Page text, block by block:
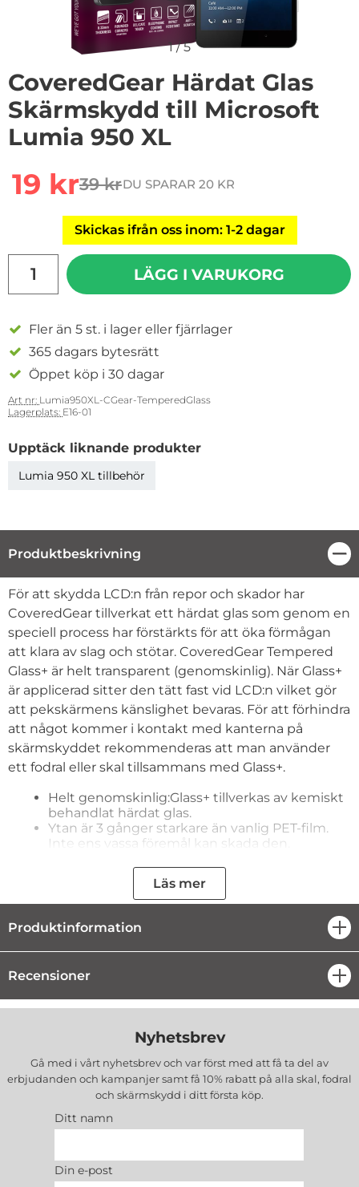
1/5
CoveredGear Härdat Glas
Skärmskydd till Microsoft
Lumia 950 XL
rea pris
19 krtidigare pris
39 krDU SPARAR 20 KR
Skickas ifrån oss inom: 1-2 dagar
LÄGG I VARUKORG
Fler än 5 st. i lager eller fjärrlager
365 dagars bytesrätt
Öppet köp i 30 dagar
Art nr: Lumia950XL-CGear-TemperedGlass
Lagerplats: E16-01
Upptäck liknande produkter
Lumia 950 XL tillbehör
Produktbeskrivning
Produktbeskrivning
För att skydda LCD:n från repor och skador har
CoveredGear tillverkat ett härdat glas som genom en
speciell process har förstärkts för att öka förmågan
att klara av slag och stötar. CoveredGear Tempered
Glass+ är helt transparent (genomskinlig). När Glass+
är applicerad sitter den tätt fast vid LCD:n vilket gör
att pekskärmens känslighet bevaras. För att förhindra
att något kommer i kontakt med kanterna på
skärmskyddet rekommenderas att man använder
ett fodral eller skal tillsammans med Glass+.
Helt genomskinlig:Glass+ tillverkas av kemiskt
behandlat härdat glas.
Ytan är 3 gånger starkare än vanlig PET-film.
Inte ens vassa föremål kan skada den.
den stöter ifrån sig fläckar och fingeravtryck
och gör ytan lätt att rengöra.
Glass+ är på ena sidan täckt av ett silikonlager
som gör det lätt att applicera och gör att
skyddet sitter tätt mot LCD:n och ej påverkar
pekskärmens känslighet.
Om Glass+ (mot förmodan) skulle gå sönder,
faller den isär i små bitar som ej kan skada
andra glas-produkter.
Microsoft Lumia 950 XL
Märke:CoveredGear
Paketet innehåller:
- 1 st CoveredGear Tempered Glass+ (härdat glas)
Läs mer
Produktinformation
Recensioner
Nyhetsbrev
Gå med i vårt nyhetsbrev och var först med att få ta del av
erbjudanden och kampanjer samt få 10% rabatt på alla skal, fodral
och skärmskydd i ditt första köp.
Ditt namn
Din e-post